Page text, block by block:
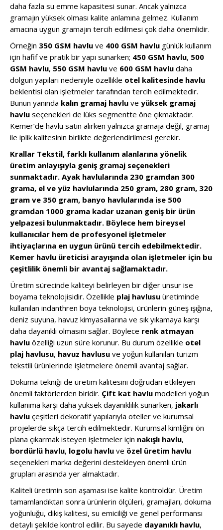
daha fazla su emme kapasitesi sunar. Ancak yalnızca
gramajın yüksek olması kalite anlamına gelmez. Kullanım
amacına uygun gramajın tercih edilmesi çok daha önemlidir.
Örneğin 350 GSM havlu ve 400 GSM havlu günlük kullanım
için hafif ve pratik bir yapı sunarken; 450 GSM havlu, 500
GSM havlu, 550 GSM havlu ve 600 GSM havlu daha
dolgun yapıları nedeniyle özellikle otel kalitesinde havlu
beklentisi olan işletmeler tarafından tercih edilmektedir.
Bunun yanında kalın gramaj havlu ve yüksek gramaj
havlu seçenekleri de lüks segmentte öne çıkmaktadır.
Kemer’de havlu satın alırken yalnızca gramaja değil, gramaj
ile iplik kalitesinin birlikte değerlendirilmesi gerekir.
Krallar Tekstil, farklı kullanım alanlarına yönelik
üretim anlayışıyla geniş gramaj seçenekleri
sunmaktadır. Ayak havlularında 230 gramdan 300
grama, el ve yüz havlularında 250 gram, 280 gram, 320
gram ve 350 gram, banyo havlularında ise 500
gramdan 1000 grama kadar uzanan geniş bir ürün
yelpazesi bulunmaktadır. Böylece hem bireysel
kullanıcılar hem de profesyonel işletmeler
ihtiyaçlarına en uygun ürünü tercih edebilmektedir.
Kemer havlu üreticisi arayışında olan işletmeler için bu
çeşitlilik önemli bir avantaj sağlamaktadır.
Üretim sürecinde kaliteyi belirleyen bir diğer unsur ise
boyama teknolojisidir. Özellikle plaj havlusu üretiminde
kullanılan indanthren boya teknolojisi, ürünlerin güneş ışığına,
deniz suyuna, havuz kimyasallarına ve sık yıkamaya karşı
daha dayanıklı olmasını sağlar. Böylece renk atmayan
havlu özelliği uzun süre korunur. Bu durum özellikle otel
plaj havlusu, havuz havlusu ve yoğun kullanılan turizm
tekstili ürünlerinde işletmelere önemli avantaj sağlar.
Dokuma tekniği de üretim kalitesini doğrudan etkileyen
önemli faktörlerden biridir. Çift kat havlu modelleri yoğun
kullanıma karşı daha yüksek dayanıklılık sunarken, jakarlı
havlu çeşitleri dekoratif yapılarıyla oteller ve kurumsal
projelerde sıkça tercih edilmektedir. Kurumsal kimliğini ön
plana çıkarmak isteyen işletmeler için nakışlı havlu,
bordürlü havlu, logolu havlu ve özel üretim havlu
seçenekleri marka değerini destekleyen önemli ürün
grupları arasında yer almaktadır.
Kaliteli üretimin son aşaması ise kalite kontroldür. Üretim
tamamlandıktan sonra ürünlerin ölçüleri, gramajları, dokuma
yoğunluğu, dikiş kalitesi, su emiciliği ve genel performansı
detaylı şekilde kontrol edilir. Bu sayede dayanıklı havlu,